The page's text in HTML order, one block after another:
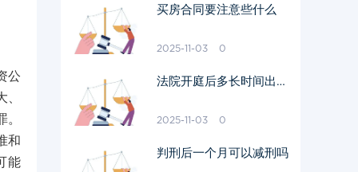
公
和
能
买房合同要注意些什么
2025-11-03 0
法院开庭后多长时间出结
2025-11-03 0
判刑后一个月可以减刑吗